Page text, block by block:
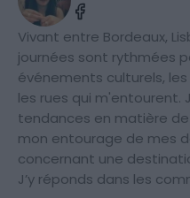
Vivant entre Bordeaux,
journées sont rythmées
événements culturels,
les rues qui m'entourent.
tendances en matière
mon entourage de mes
concernant une
J’y réponds dans les